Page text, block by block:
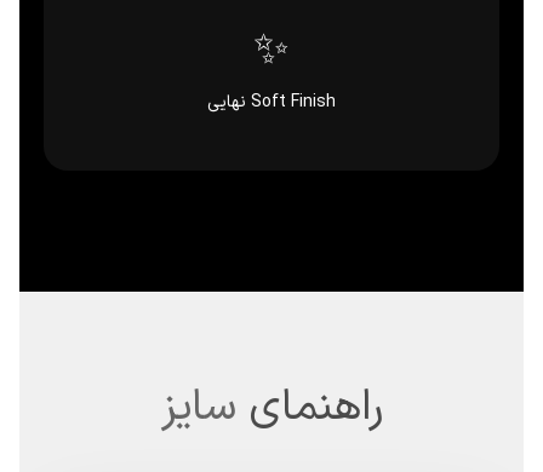
✨
Soft Finish نهایی
راهنمای سایز